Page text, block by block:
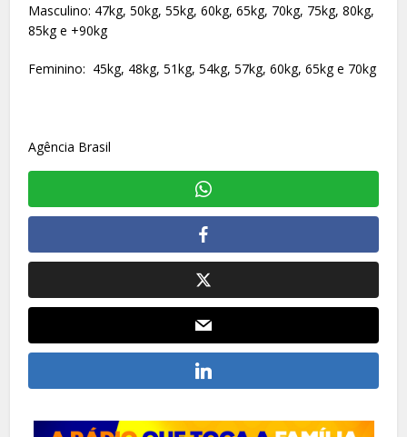
Masculino: 47kg, 50kg, 55kg, 60kg, 65kg, 70kg, 75kg, 80kg,
85kg e +90kg
Feminino: 45kg, 48kg, 51kg, 54kg, 57kg, 60kg, 65kg e 70kg
Agência Brasil